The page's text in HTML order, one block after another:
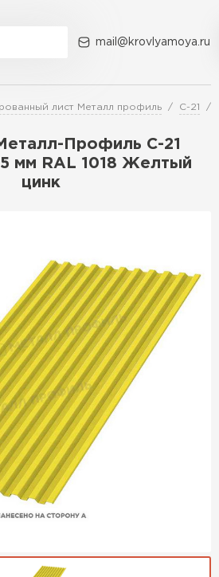
mail@krovlyamoya.ru
лист Металл профиль С-21
Профиль С-21
мм RAL 1018 Желтый
цинк
забора
кровли
Доставка Контакты